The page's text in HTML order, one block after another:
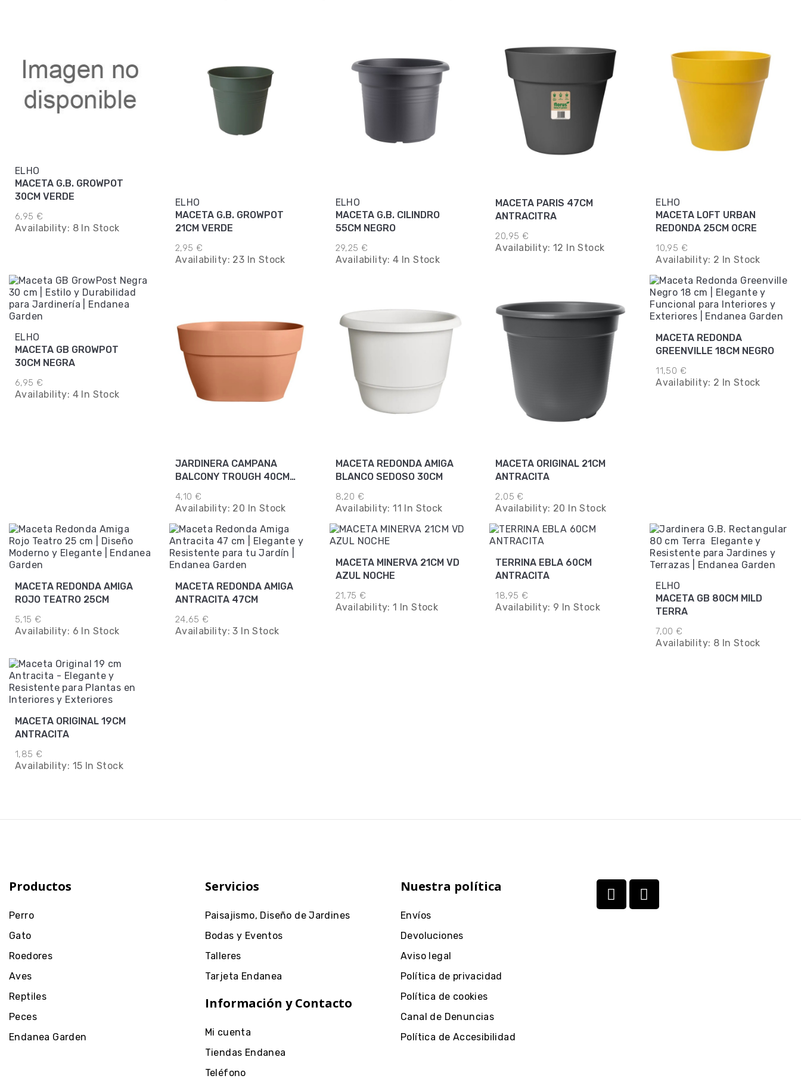
ELHO
MACETA G.B. GROWPOT
30CM VERDE
6,95 €
Availability: 8 In Stock
ELHO
MACETA G.B. GROWPOT
21CM VERDE
2,95 €
Availability: 23 In Stock
ELHO
MACETA G.B. CILINDRO
55CM NEGRO
29,25 €
Availability:4 In Stock
MACETA PARIS 47CM
ANTRACITRA
20,95 €
Availability: 12 In Stock
ELHO
MACETA LOFT URBAN
REDONDA 25CM OCRE
10,95 €
Availability: 2 In Stock
ELHO
MACETA GB GROWPOT
30CM NEGRA
6,95 €
Availability: 4 In Stock
JARDINERA CAMPANA
BALCONY TROUGH 40CM
4,10 €
Availability: 20 In Stock
MACETA REDONDA AMIGA
BLANCO SEDOSO 30CM
8,20 €
Availability:11 In Stock
MACETA ORIGINAL 21CM
ANTRACITA
2,05 €
Availability: 20 In Stock
MACETA REDONDA
GREENVILLE 18CM NEGRO
11,50 €
Availability: 2 In Stock
MACETA REDONDA AMIGA
ROJO TEATRO 25CM
5,15 €
Availability: 6 In Stock
MACETA REDONDA AMIGA
ANTRACITA 47CM
24,65 €
Availability:3 In Stock
MACETA MINERVA 21CM VD
AZUL NOCHE
21,75 €
Availability:1 In Stock
TERRINA EBLA 60CM
ANTRACITA
18,95 €
Availability: 9 In Stock
ELHO
MACETA GB 80CM MILD
TERRA
7,00 €
Availability: 8 In Stock
MACETA ORIGINAL 19CM
ANTRACITA
1,85 €
Availability: 15 In Stock
Productos
Perro
Gato
Roedores
Aves
Reptiles
Peces
Endanea Garden
Servicios
Paisajismo, Diseño de Jardines
Bodas y Eventos
Talleres
Tarjeta Endanea
Información y Contacto
Mi cuenta
Tiendas Endanea
Teléfono
Nuestra política
Envíos
Devoluciones
Aviso legal
Política de privacidad
Política de cookies
Canal de Denuncias
Política de Accesibilidad